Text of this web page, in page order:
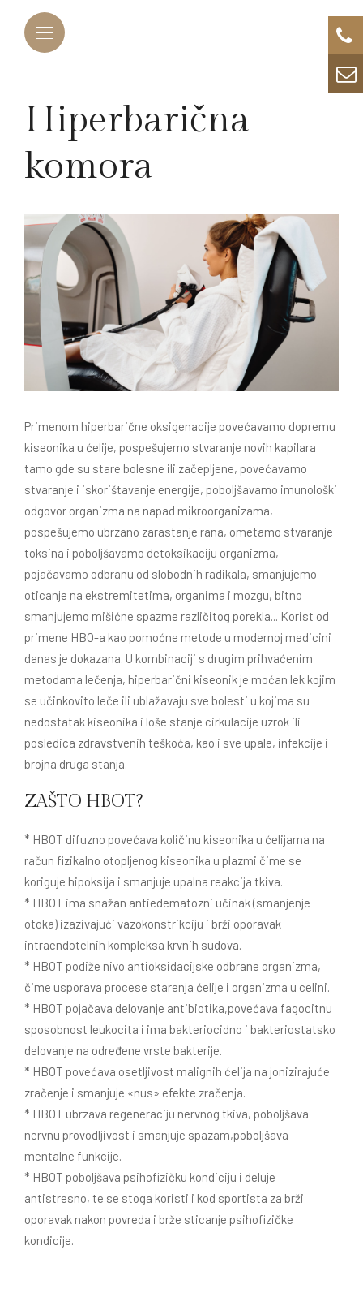
Hiperbarična
komora
Primenom hiperbarične oksigenacije povećavamo dopremu
kiseonika u ćelije, pospešujemo stvaranje novih kapilara
tamo gde su stare bolesne ili začepljene, povećavamo
stvaranje i iskorištavanje energije, poboljšavamo imunološki
odgovor organizma na napad mikroorganizama,
pospešujemo ubrzano zarastanje rana, ometamo stvaranje
toksina i poboljšavamo detoksikaciju organizma,
pojačavamo odbranu od slobodnih radikala, smanjujemo
oticanje na ekstremitetima, organima i mozgu, bitno
smanjujemo mišićne spazme različitog porekla... Korist od
primene HBO-a kao pomoćne metode u modernoj medicini
danas je dokazana. U kombinaciji s drugim prihvaćenim
metodama lečenja, hiperbarični kiseonik je moćan lek kojim
se učinkovito leče ili ublažavaju sve bolesti u kojima su
nedostatak kiseonika i loše stanje cirkulacije uzrok ili
posledica zdravstvenih teškoća, kao i sve upale, infekcije i
brojna druga stanja.
ZAŠTO HBOT?
* HBOT difuzno povećava količinu kiseonika u ćelijama na
račun fizikalno otopljenog kiseonika u plazmi čime se
koriguje hipoksija i smanjuje upalna reakcija tkiva.
* HBOT ima snažan antiedematozni učinak (smanjenje
otoka) izazivajući vazokonstrikciju i brži oporavak
intraendotelnih kompleksa krvnih sudova.
* HBOT podiže nivo antioksidacijske odbrane organizma,
čime usporava procese starenja ćelije i organizma u celini.
* HBOT pojačava delovanje antibiotika,povećava fagocitnu
sposobnost leukocita i ima bakteriocidno i bakteriostatsko
delovanje na određene vrste bakterije.
* HBOT povećava osetljivost malignih ćelija na jonizirajuće
zračenje i smanjuje «nus» efekte zračenja.
* HBOT ubrzava regeneraciju nervnog tkiva, poboljšava
nervnu provodljivost i smanjuje spazam,poboljšava
mentalne funkcije.
* HBOT poboljšava psihofizičku kondiciju i deluje
antistresno, te se stoga koristi i kod sportista za brži
oporavak nakon povreda i brže sticanje psihofizičke
kondicije.